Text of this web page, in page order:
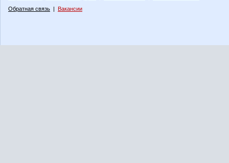
Обратная связь | Вакансии